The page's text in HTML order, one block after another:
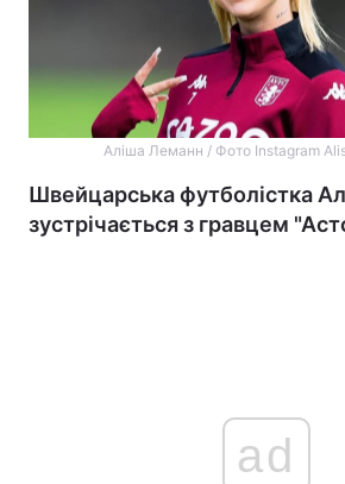
Аліша Леманн / Фото Instagram
Швейцарська футболістка
зустрічається з гравцем
ad